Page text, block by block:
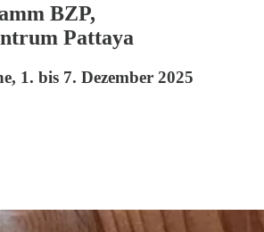
BZP,
Pattaya
1. bis 7. Dezember 2025